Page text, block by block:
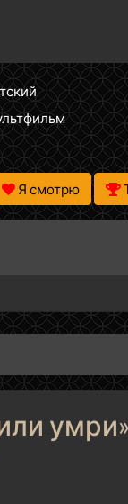
Я смотрю